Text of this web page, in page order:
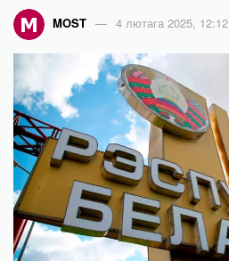
MOST 4 лютага 2025, 12:12